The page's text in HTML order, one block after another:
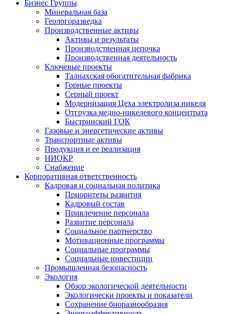
Бизнес Группы
Минеральная база
Геологоразведка
Производственные активы
Активы и результаты
Производственная цепочка
Производственная деятельность
Ключевые проекты
Талнахская обогатительная фабрика
Горные проекты
Серный проект
Модернизация Цеха электролиза никеля
Отгрузка медно-никелевого концентрата
Быстринский ГОК
Газовые и энергетические активы
Транспортные активы
Продукция и ее реализация
НИОКР
Снабжение
Корпоративная ответственность
Кадровая и социальная политика
Приоритеты развития
Кадровый состав
Привлечение персонала
Развитие персонала
Социальное партнерство
Мотивационные программы
Социальные программы
Социальные инвестиции
Промышленная безопасность
Экология
Обзор экологической деятельности
Экологически проекты и показатели
Сохранение биоразнообразия